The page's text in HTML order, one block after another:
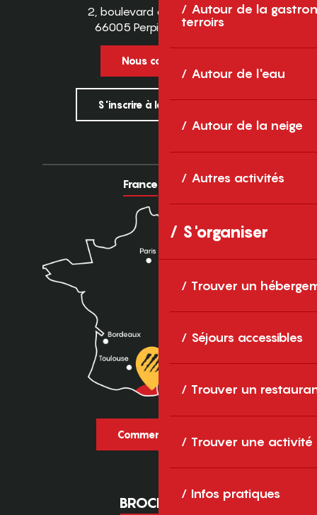
Autour de la
terroirs
Autour de l'eau
Autour de la neige
Autres activités
S'organiser
Trouver un
Séjours accessibles
Trouver un
Trouver une activité
Infos pratiques
2, boulevard des Pyrénées
66005 Perpignan Cedex
Nous contacter
S'inscrire à la newsletter
France Europe
Comment venir ?
BROCHURES